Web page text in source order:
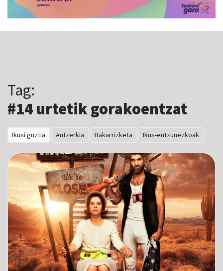
Tag:
#14 urtetik gorakoentzat
Ikusi guztia Antzerkia Bakarrizketa Ikus-entzunezkoak